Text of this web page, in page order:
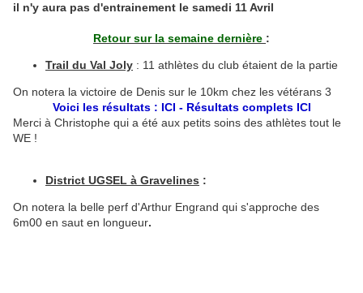
il n'y aura pas d'entrainement le samedi 11 Avril
Retour sur la semaine dernière :
Trail du Val Joly : 11 athlètes du club étaient de la partie
On notera la victoire de Denis sur le 10km chez les vétérans 3
Voici les résultats : ICI - Résultats complets ICI
Merci à Christophe qui a été aux petits soins des athlètes tout le
WE !
District UGSEL à Gravelines :
On notera la belle perf d'Arthur Engrand qui s'approche des
6m00 en saut en longueur.